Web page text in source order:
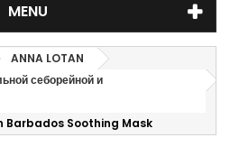
MENU
ANNA LOTAN
себорейной и
Barbados Soothing Mask